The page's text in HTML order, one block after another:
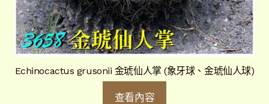
Echinocactus grusonii 金琥仙人掌 (象牙球、金琥仙人球)
查看內容